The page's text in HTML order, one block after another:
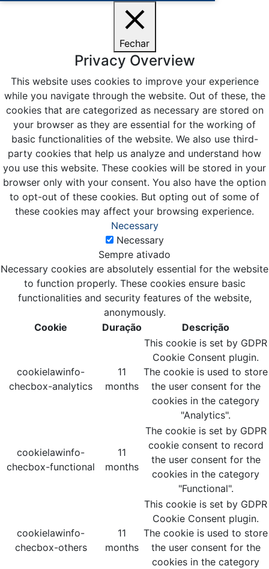
Fechar
Privacy Overview
This website uses cookies to improve your experience
while you navigate through the website. Out of these, the
cookies that are categorized as necessary are stored on
your browser as they are essential for the working of
basic functionalities of the website. We also use third-
party cookies that help us analyze and understand how
you use this website. These cookies will be stored in your
browser only with your consent. You also have the option
to opt-out of these cookies. But opting out of some of
these cookies may affect your browsing experience.
Necessary
Necessary
Sempre ativado
Necessary cookies are absolutely essential for the website
to function properly. These cookies ensure basic
functionalities and security features of the website,
anonymously.
Cookie
Duração Descrição
cookielawinfo-
checbox-analytics
11
months
This cookie is set by GDPR
Cookie Consent plugin.
The cookie is used to store
the user consent for the
cookies in the category
"Analytics".
cookielawinfo-
checbox-functional
11
months
The cookie is set by GDPR
cookie consent to record
the user consent for the
cookies in the category
"Functional".
cookielawinfo-
checbox-others
11
months
This cookie is set by GDPR
Cookie Consent plugin.
The cookie is used to store
the user consent for the
cookies in the category